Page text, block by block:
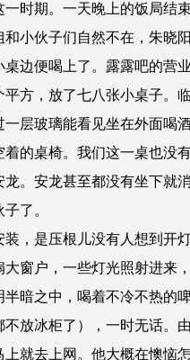
时期。一天晚上的饭局结
小伙子们自然不在，朱晓
边便喝上了。露露吧的营
方，放了七八张小桌子。
层玻璃能看见坐在外面喝
的桌椅。我们这一桌也没
。安龙甚至都没有坐下就
了。
，是压根儿没有人想到开
窗户，一些灯光照射进来
暗之中，喝着不冷不热的
不放冰柜了），一时无话。
就去上网。他大概在懊恼